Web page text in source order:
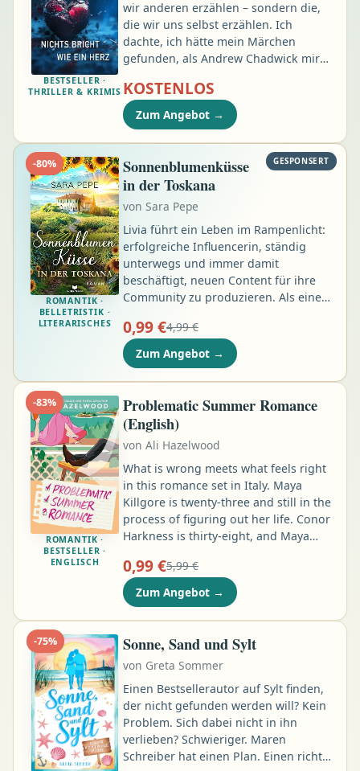
BESTSELLER ·
THRILLER & KRIMIS
wir anderen erzählen – sondern die,
die wir uns selbst erzählen. Ich
dachte, ich hätte mein Märchen
gefunden, als Andrew Chadwick mir
rettete und damit eine
Liebesgeschichte begann, die ich nie
für möglich gehalten hätte. Doch ihm
zu vertrauen machte mich
verwundbar – und an das Unmögliche
zu glauben, machte mich zu einem
leichten Ziel …
KOSTENLOS
Zum Angebot →
GESPONSERT
-80%
ROMANTIK ·
BELLETRISTIK ·
LITERARISCHES
Sonnenblumenküsse
in der Toskana
von Sara Pepe
Livia führt ein Leben im Rampenlicht:
erfolgreiche Influencerin, ständig
unterwegs und immer damit
beschäftigt, neuen Content für ihre
Community zu produzieren. Als eine
Tenuta in der Toskana bringt, nutzt sie
die Gelegenheit, ein paar freie Tage
mit ihren Schwestern zu genießen.
Sonne, Familie und Dolce Vita
scheinen genau das zu sein, was sie
braucht …
0,99 €4,99 €
Zum Angebot →
-83%
ROMANTIK ·
BESTSELLER ·
ENGLISCH
Problematic Summer Romance
(English)
von Ali Hazelwood
What is wrong meets what feels right
in this romance set in Italy. Maya
Killgore is twenty-three and still in the
process of figuring out her life. Conor
Harkness is thirty-eight, and Maya
such a cliché, it almost makes her
heart implode: older man and
younger woman; successful biotech
guy and struggling grad student;
brother's best friend and the girl he
never even knew existed. As Conor
loves to remind her, the power
dynamic is too imbalanced …
0,99 €5,99 €
Zum Angebot →
-75% Sonne, Sand und Sylt
von Greta Sommer
Einen Bestsellerautor auf Sylt finden,
der nicht gefunden werden will? Kein
Problem. Sich dabei nicht in ihn
verlieben? Schwieriger. Maren
Schreiber hat einen Plan. Einen richtig